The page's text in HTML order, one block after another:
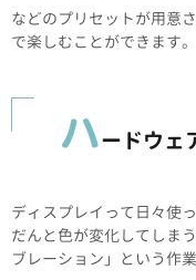
などのプリセットが用意
で楽しむことができます。
ハードウェ
ディスプレイって日々使
だんと色が変化してしま
ブレーション」という作業